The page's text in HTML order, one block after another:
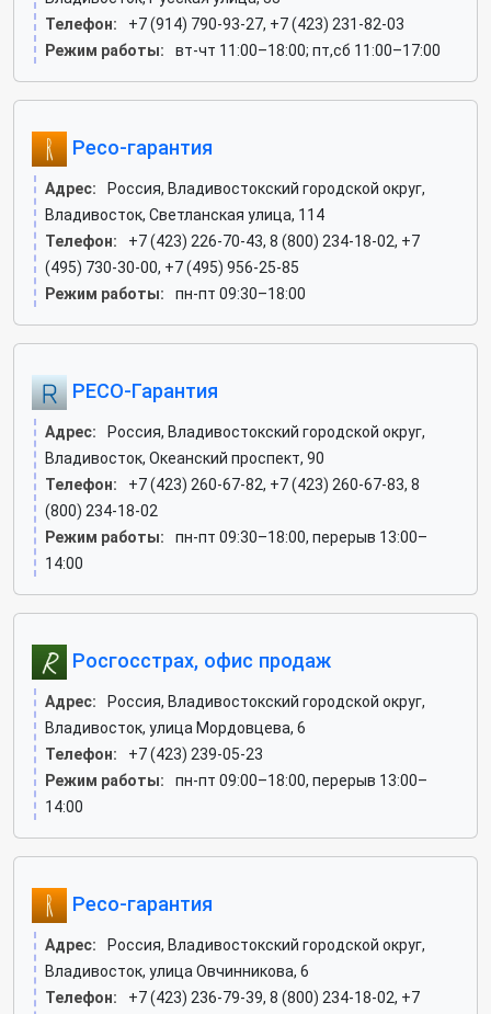
Телефон:
+7 (914) 790-93-27, +7 (423) 231-82-03
Режим работы:
вт-чт 11:00–18:00; пт,сб 11:00–17:00
Ресо-гарантия
Адрес:
Россия, Владивостокский городской округ,
Владивосток, Светланская улица, 114
Телефон:
+7 (423) 226-70-43, 8 (800) 234-18-02, +7
(495) 730-30-00, +7 (495) 956-25-85
Режим работы:
пн-пт 09:30–18:00
РЕСО-Гарантия
Адрес:
Россия, Владивостокский городской округ,
Владивосток, Океанский проспект, 90
Телефон:
+7 (423) 260-67-82, +7 (423) 260-67-83, 8
(800) 234-18-02
Режим работы:
пн-пт 09:30–18:00, перерыв 13:00–
14:00
Росгосстрах, офис продаж
Адрес:
Россия, Владивостокский городской округ,
Владивосток, улица Мордовцева, 6
Телефон:
+7 (423) 239-05-23
Режим работы:
пн-пт 09:00–18:00, перерыв 13:00–
14:00
Ресо-гарантия
Адрес:
Россия, Владивостокский городской округ,
Владивосток, улица Овчинникова, 6
Телефон:
+7 (423) 236-79-39, 8 (800) 234-18-02, +7